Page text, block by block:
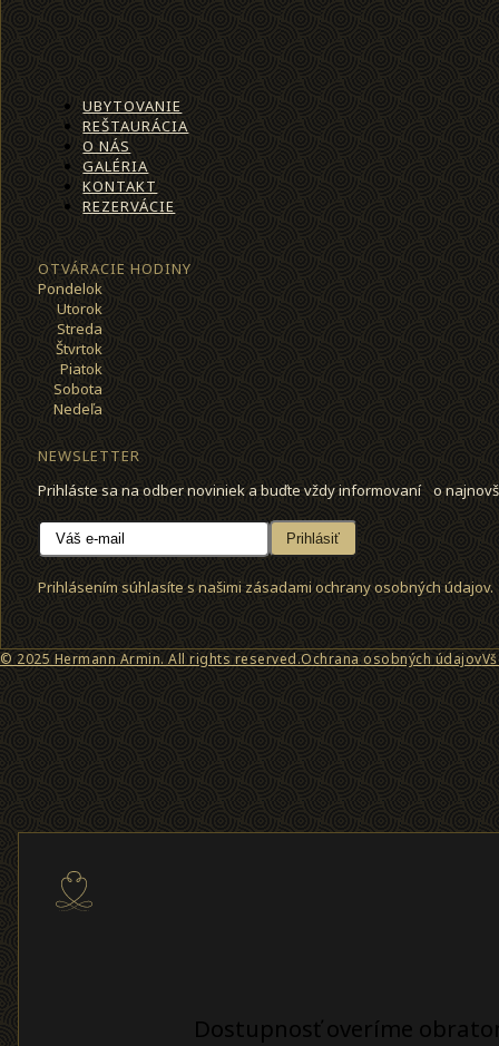
UBYTOVANIE
REŠTAURÁCIA
O NÁS
GALÉRIA
KONTAKT
REZERVÁCIE
OTVÁRACIE HODINY
Pondelok
Utorok
Streda
Štvrtok
Piatok
Sobota
Nedeľa
NEWSLETTER
Prihláste sa na odber noviniek a buďte vždy informovaní o
Prihlásiť
Prihlásením súhlasíte s našimi zásadami ochrany osobných údajov.
© 2025 Hermann Armin. All rights reserved.Ochrana osobných údajov
Dostupnosť overíme